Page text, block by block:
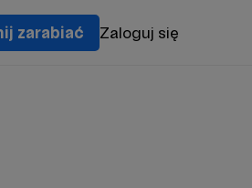
zarabiać Zaloguj się